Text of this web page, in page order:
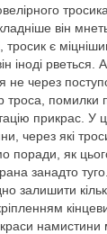
тросика.
він
тросик є
іноді рветься.
не через
троса, помилки
прикрас. У
через які
поради, як
занадто туго.
залишити
намистини